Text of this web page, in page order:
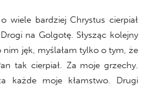
wiele bardziej Chrystus cierpiał
na Golgotę. Słysząc kolejny
jęk, myślałam tylko o tym, że
tak cierpiał. Za moje grzechy.
każde moje kłamstwo. Drugi